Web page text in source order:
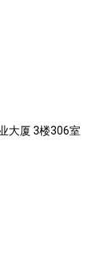
大厦 3楼306室